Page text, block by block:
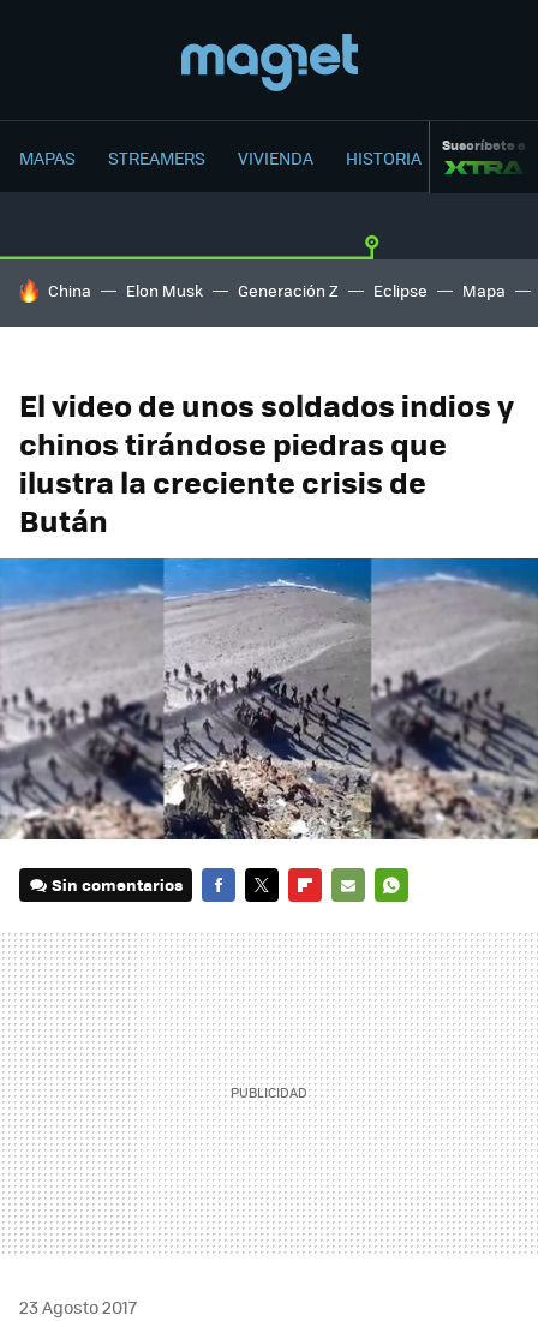
MAPAS STREAMERS VIVIENDA HISTORIA Suscríbete a
HOY SE HABLA DE
China Elon Musk Generación Z Eclipse Mapa
El video de unos soldados indios y
chinos tirándose piedras que
ilustra la creciente crisis de
Bután
Sin comentarios
MAIL
23 Agosto 2017